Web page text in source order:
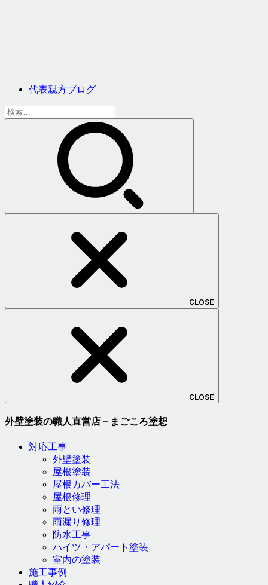
代表親方ブログ
検
索:
CLOSE
CLOSE
外壁塗装の職人直営店－まごころ塗想
対応工事
外壁塗装
屋根塗装
屋根カバー工法
屋根修理
雨とい修理
雨漏り修理
防水工事
ハイツ・アパート塗装
室内の塗装
施工事例